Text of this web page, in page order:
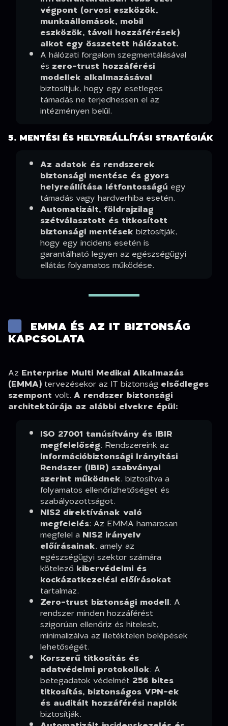
végpont (orvosi eszközök,
munkaállomások, mobil
eszközök, távoli hozzáférések)
alkot egy összetett hálózatot.
A hálózati forgalom szegmentálásával
és zero-trust hozzáférési
modellek alkalmazásával
biztosítjuk, hogy egy esetleges
támadás ne terjedhessen el az
intézményen belül.
5. MENTÉSI ÉS HELYREÁLLÍTÁSI STRATÉGIÁK
Az adatok és rendszerek
biztonsági mentése és gyors
helyreállítása létfontosságú egy
támadás vagy hardverhiba esetén.
Automatizált, földrajzilag
szétválasztott és titkosított
biztonsági mentések biztosítják,
hogy egy incidens esetén is
garantálható legyen az egészségügyi
ellátás folyamatos működése.
EMMA ÉS AZ IT BIZTONSÁG
KAPCSOLATA
Az Enterprise Multi Medikai Alkalmazás
(EMMA) tervezésekor az IT biztonság elsődleges
szempont volt. A rendszer biztonsági
architektúrája az alábbi elvekre épül:
ISO 27001 tanúsítvány és IBIR
megfelelőség: Rendszereink az
Információbiztonsági Irányítási
Rendszer (IBIR) szabványai
szerint működnek, biztosítva a
folyamatos ellenőrizhetőséget és
szabályozottságot.
NIS2 direktívának való
megfelelés: Az EMMA hamarosan
megfelel a NIS2 irányelv
előírásainak, amely az
egészségügyi szektor számára
kötelező kibervédelmi és
kockázatkezelési előírásokat
tartalmaz.
Zero-trust biztonsági modell: A
rendszer minden hozzáférést
szigorúan ellenőriz és hitelesít,
minimalizálva az illetéktelen belépések
lehetőségét.
Korszerű titkosítás és
adatvédelmi protokollok: A
betegadatok védelmét 256 bites
titkosítás, biztonságos VPN-ek
és auditált hozzáférési naplók
biztosítják.